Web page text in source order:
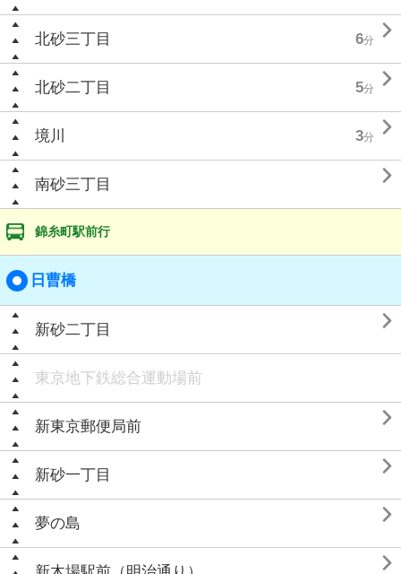
北砂三丁目 6分 
北砂二丁目 5分 
境川 3分 
南砂三丁目 
錦糸町駅前行
日曹橋
新砂二丁目 
東京地下鉄総合運動場前
新東京郵便局前 
新砂一丁目 
夢の島 
